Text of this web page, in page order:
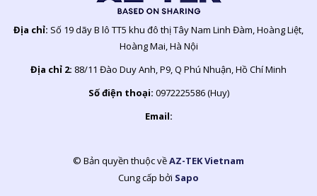
Địa chỉ: Số 19 dãy B lô TT5 khu đô thị Tây Nam Linh Đàm, Hoàng Liệt,
Hoàng Mai, Hà Nội
Địa chỉ 2: 88/11 Đào Duy Anh, P9, Q Phú Nhuận, Hồ Chí Minh
Số điện thoại: 0972225586 (Huy)
Email:
© Bản quyền thuộc vềAZ-TEK Vietnam
Cung cấp bởi Sapo